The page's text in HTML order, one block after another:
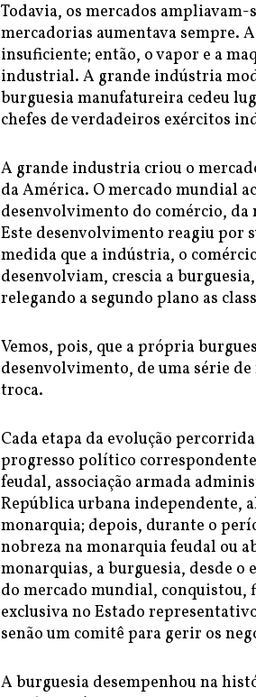
Todavia, os mercados ampliavam-
mercadorias aumentava sempre.
insuficiente; então, o vapor e a
industrial. A grande indústria
burguesia manufatureira cedeu
chefes de verdadeiros exércitos
A grande industria criou o
da América. O mercado mundial
desenvolvimento do comércio, da
Este desenvolvimento reagiu por
medida que a indústria, o
desenvolviam, crescia a
relegando a segundo plano as
Vemos, pois, que a própria
desenvolvimento, de uma série
troca.
Cada etapa da evolução
progresso político
feudal, associação armada
República urbana independente,
monarquia; depois, durante o
nobreza na monarquia feudal ou
monarquias, a burguesia, desde
do mercado mundial,
exclusiva no Estado
senão um comitê para gerir os
A burguesia desempenhou na